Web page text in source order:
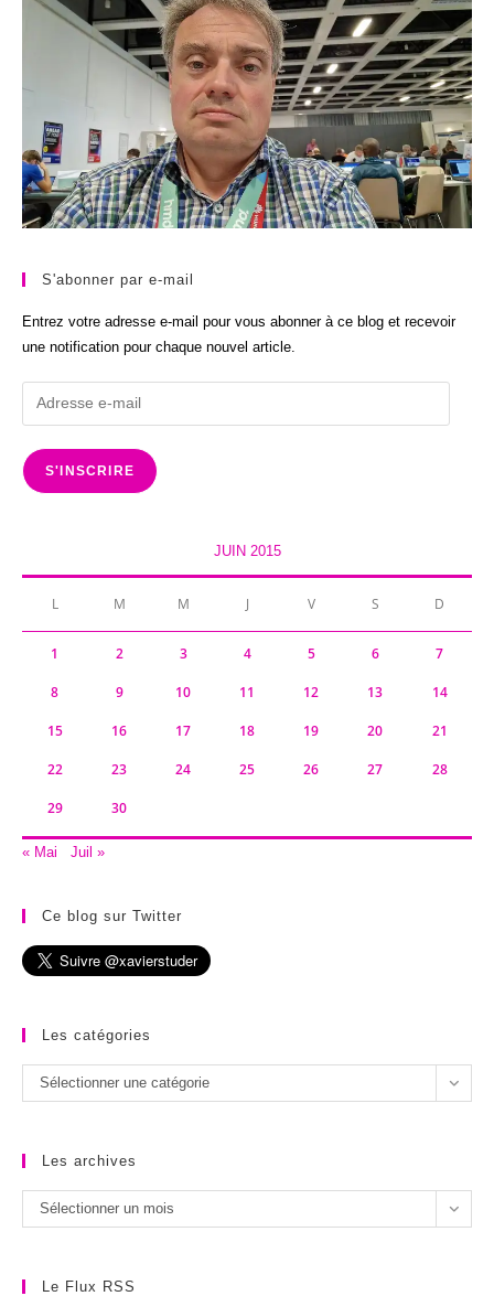
S'abonner par e-mail
Entrez votre adresse e-mail pour vous abonner à ce blog et recevoir
une notification pour chaque nouvel article.
Adresse
e-
mail
S'INSCRIRE
JUIN 2015
L M M J V S D
1 2 3 4 5 6 7
8 9 10 11 12 13 14
15 16 17 18 19 20 21
22 23 24 25 26 27 28
29 30
« Mai Juil »
Ce blog sur Twitter
Les catégories
Les
catégories
Sélectionner une catégorie
Les archives
Les
archives
Sélectionner un mois
Le Flux RSS